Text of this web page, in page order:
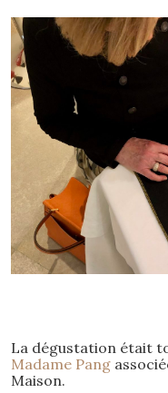
La dégustation était
Madame Pang
Maison.